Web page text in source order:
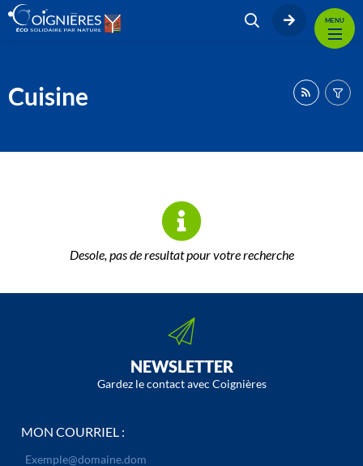
MENU
Cuisine
Desole, pas de resultat pour votre recherche
NEWSLETTER
Gardez le contact avec Coignières
MON COURRIEL :